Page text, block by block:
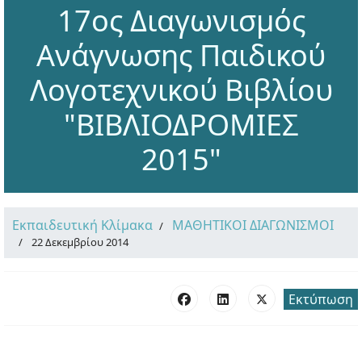
17ος Διαγωνισμός
Ανάγνωσης Παιδικού
Λογοτεχνικού Βιβλίου
"ΒΙΒΛΙΟΔΡΟΜΙΕΣ
2015"
Εκπαιδευτική Κλίμακα ΜΑΘΗΤΙΚΟΙ ΔΙΑΓΩΝΙΣΜΟΙ
22 Δεκεμβρίου 2014
Εκτύπωση